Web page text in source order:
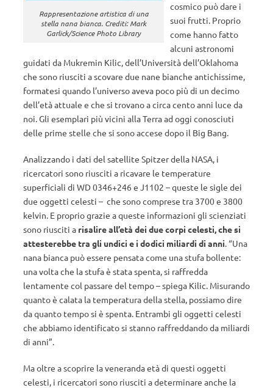
Rappresentazione artistica di una
stella nana bianca. Crediti: Mark
Garlick/Science Photo Library
cosmico può dare i
suoi frutti. Proprio
come hanno fatto
alcuni astronomi
guidati da Mukremin Kilic, dell’Università dell’Oklahoma
che sono riusciti a scovare due nane bianche antichissime,
formatesi quando l’universo aveva poco più di un decimo
dell’età attuale e che si trovano a circa cento anni luce da
noi. Gli esemplari più vicini alla Terra ad oggi conosciuti
delle prime stelle che si sono accese dopo il Big Bang.
Analizzando i dati del satellite Spitzer della NASA, i
ricercatori sono riusciti a ricavare le temperature
superficiali di WD 0346+246 e J1102 – queste le sigle dei
due oggetti celesti – che sono comprese tra 3700 e 3800
kelvin. E proprio grazie a queste informazioni gli scienziati
sono riusciti a risalire all’età dei due corpi celesti, che si
attesterebbe tra gli undici e i dodici miliardi di anni. “Una
nana bianca può essere pensata come una stufa bollente:
una volta che la stufa è stata spenta, si raffredda
lentamente col passare del tempo – spiega Kilic. Misurando
quanto è calata la temperatura della stella, possiamo dire
da quanto tempo si è spenta. Entrambi gli oggetti celesti
che abbiamo identificato si stanno raffreddando da miliardi
di anni”.
Ma oltre a scoprire la veneranda età di questi oggetti
celesti, i ricercatori sono riusciti a determinare anche la